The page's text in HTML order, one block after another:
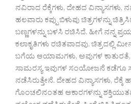
ನವಿರಾದ ರೆಕ್ಕೆಗಳು, ದೇಹದ ವಿನ್ಯಾಸಗಳು,
ಹಲವಾರು ಕಪ್ಪು ಬಿಳುಪು ಚಿತ್ರಗಳನ್ನು
ಬಣ್ಣಗಳನ್ನು ಬಳಸಿ ರಚಿಸಿದೆ. ಹೀಗೆ ನನ್ನ
ಕಲಾಕೃತಿಗಳು ರಚಿತವಾದವು. ಚಿತ್ರದಲ್ಲಿ
ಬಗೆಯ ಆಯಾಮಗಳು, ಅವುಗಳ ಕಾತುರತೆ,
ಸಾಮರಸ್ಯ ಇವುಗಳ ಸಂಯೋಜನೆ ಕಡೆಗೂ
ನಡೆಸಿರುತ್ತೇನೆ. ದೇಹದ ವಿನ್ಯಾಸಗಳು, ರೆಕ್ಕೆ
ಗೊಂಚಲಿನಂತಹ ಆಕಾರಗಳನ್ನು